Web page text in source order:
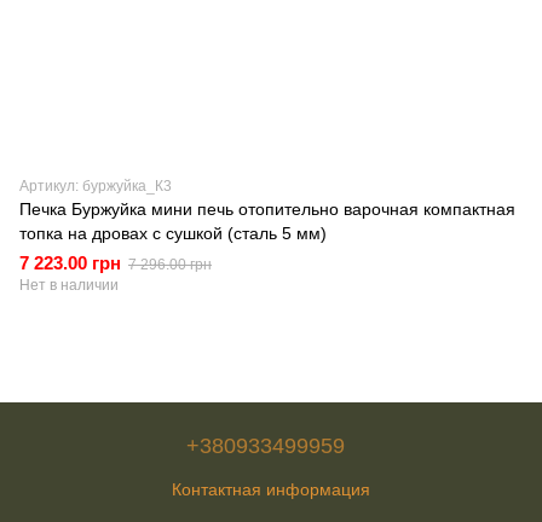
Артикул: буржуйка_К3
Печка Буржуйка мини печь отопительно варочная компактная
топка на дровах с сушкой (сталь 5 мм)
7 223.00 грн 7 296.00 грн
Нет в наличии
+380933499959
Контактная информация